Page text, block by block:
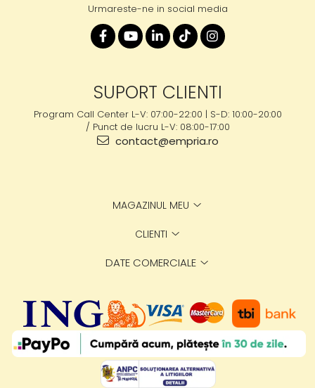
Urmareste-ne in social media
SUPORT CLIENTI
Program Call Center L-V: 07:00-22:00 | S-D: 10:00-20:00
/ Punct de lucru L-V: 08:00-17:00
contact@empria.ro
MAGAZINUL MEU
CLIENTI
DATE COMERCIALE